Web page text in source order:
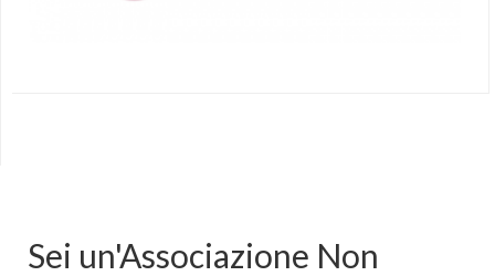
Sei un'Associazione Non